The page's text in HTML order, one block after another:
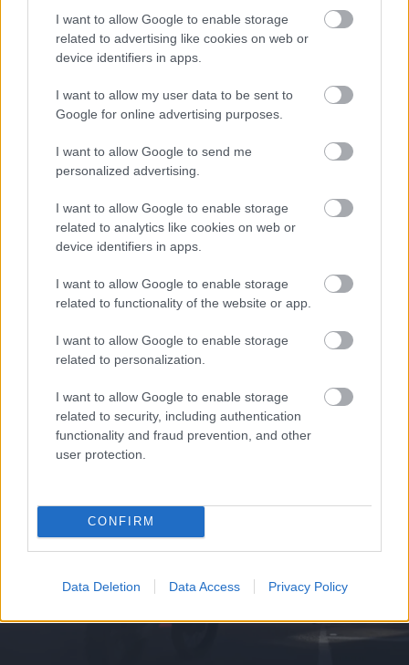
I want to allow Google to enable storage
related to advertising like cookies on web or
device identifiers in apps.
I want to allow my user data to be sent to
Google for online advertising purposes.
I want to allow Google to send me
personalized advertising.
I want to allow Google to enable storage
related to analytics like cookies on web or
device identifiers in apps.
I want to allow Google to enable storage
related to functionality of the website or app.
I want to allow Google to enable storage
related to personalization.
I want to allow Google to enable storage
related to security, including authentication
functionality and fraud prevention, and other
user protection.
CONFIRM
Data Deletion Data Access Privacy Policy
Frozen yogurt ή παγωτό; Ποιο είναι τελικά πιο υγιεινό